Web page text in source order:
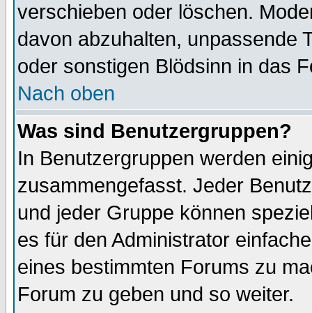
verschieben oder löschen.
davon abzuhalten, unpassende
oder sonstigen Blödsinn in das
Nach oben
Was sind Benutzergruppen?
In Benutzergruppen werden
zusammengefasst. Jeder
und jeder Gruppe können
es für den Administrator
eines bestimmten Forums zu
Forum zu geben und so weiter.